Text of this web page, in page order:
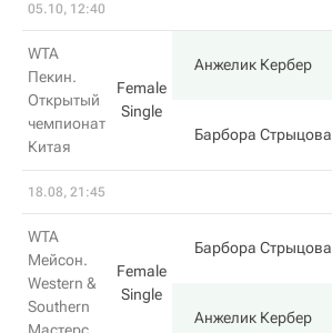
05.10, 12:40
WTA
Пекин.
Открытый
чемпионат
Китая
Female
Single
Анжелик Кербер
Барбора Стрыцова
18.08, 21:45
WTA
Мейсон.
Western &
Southern
Female
Single
Барбора Стрыцова
Анжелик Кербер